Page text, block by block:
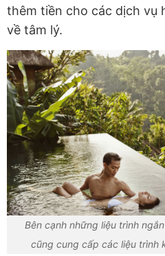
thêm tiền cho các dịch vụ
về tâm lý.
Bên cạnh những liệu trình
cũng cung cấp các liệu trình